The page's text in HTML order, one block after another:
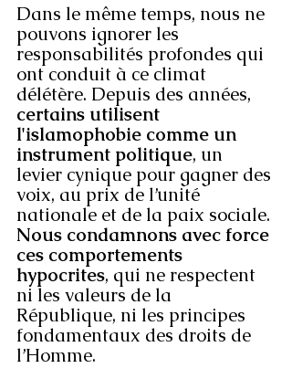
Dans le même temps, nous ne
pouvons ignorer les
responsabilités profondes qui
ont conduit à ce climat
délétère. Depuis des années,
certains utilisent
l'islamophobie comme un
instrument politique, un
levier cynique pour gagner des
voix, au prix de l’unité
nationale et de la paix sociale.
Nous condamnons avec force
ces comportements
hypocrites, qui ne respectent
ni les valeurs de la
République, ni les principes
fondamentaux des droits de
l’Homme.